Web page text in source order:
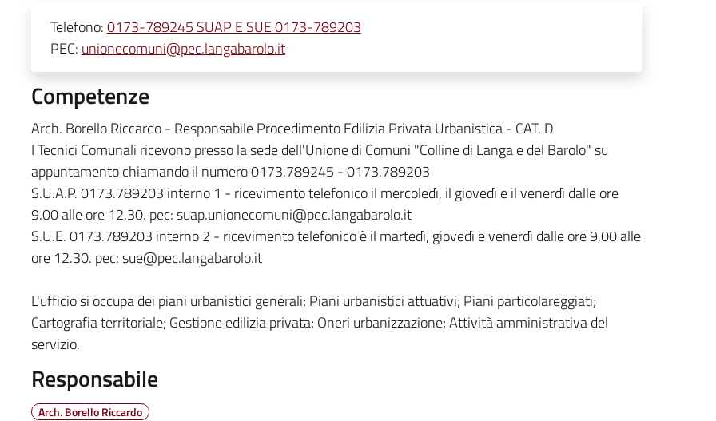
Telefono:0173-789245 SUAP E SUE 0173-789203
PEC: unionecomuni@pec.langabarolo.it
Competenze
Arch. Borello Riccardo - Responsabile Procedimento Edilizia Privata Urbanistica - CAT. D
I Tecnici Comunali ricevono presso la sede dell'Unione di Comuni "Colline di Langa e del Barolo" su
appuntamento chiamando il numero 0173.789245 - 0173.789203
S.U.A.P. 0173.789203 interno 1 - ricevimento telefonico il mercoledì, il giovedì e il venerdì dalle ore
9.00 alle ore 12.30. pec: suap.unionecomuni@pec.langabarolo.it
S.U.E. 0173.789203 interno 2 - ricevimento telefonico è il martedì, giovedì e venerdì dalle ore 9.00 alle
ore 12.30. pec: sue@pec.langabarolo.it
L'ufficio si occupa dei piani urbanistici generali; Piani urbanistici attuativi; Piani particolareggiati;
Cartografia territoriale; Gestione edilizia privata; Oneri urbanizzazione; Attività amministrativa del
servizio.
Responsabile
Arch. Borello Riccardo